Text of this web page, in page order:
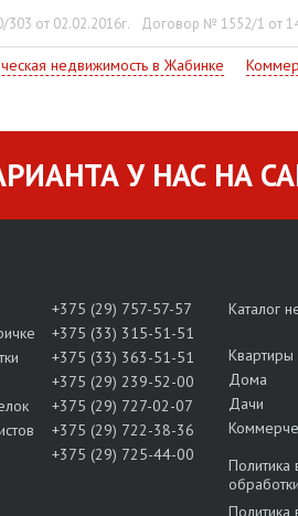
от 02.02.2016г. Договор № 1552/1 от
недвижимость в Жабинке
У НАС НА
+375 (29) 757-57-57
+375 (33) 315-51-51
+375 (33) 363-51-51
+375 (29) 239-52-00
+375 (29) 727-02-07
+375 (29) 722-38-36
+375 (29) 725-44-00
Каталог
Квартиры
Дома
Дачи
Политика
Политика